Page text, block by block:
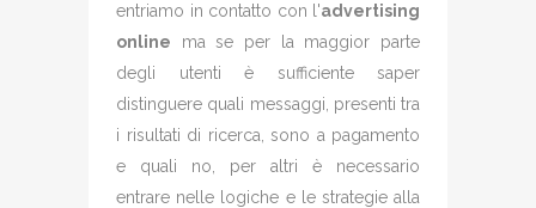
entriamo in contatto con l'advertising
online ma se per la maggior parte
degli utenti è sufficiente saper
distinguere quali messaggi, presenti tra
i risultati di ricerca, sono a pagamento
e quali no, per altri è necessario
entrare nelle logiche e le strategie alla